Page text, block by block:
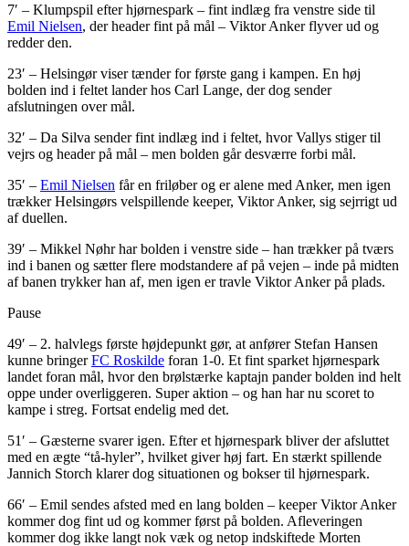
7′ – Klumpspil efter hjørnespark – fint indlæg fra venstre side til
Emil Nielsen, der header fint på mål – Viktor Anker flyver ud og
redder den.
23′ – Helsingør viser tænder for første gang i kampen. En høj
bolden ind i feltet lander hos Carl Lange, der dog sender
afslutningen over mål.
32′ – Da Silva sender fint indlæg ind i feltet, hvor Vallys stiger til
vejrs og header på mål – men bolden går desværre forbi mål.
35′ – Emil Nielsen får en friløber og er alene med Anker, men igen
trækker Helsingørs velspillende keeper, Viktor Anker, sig sejrrigt ud
af duellen.
39′ – Mikkel Nøhr har bolden i venstre side – han trækker på tværs
ind i banen og sætter flere modstandere af på vejen – inde på midten
af banen trykker han af, men igen er travle Viktor Anker på plads.
Pause
49′ – 2. halvlegs første højdepunkt gør, at anfører Stefan Hansen
kunne bringerFC Roskilde foran 1-0. Et fint sparket hjørnespark
landet foran mål, hvor den brølstærke kaptajn pander bolden ind helt
oppe under overliggeren. Super aktion – og han har nu scoret to
kampe i streg. Fortsat endelig med det.
51′ – Gæsterne svarer igen. Efter et hjørnespark bliver der afsluttet
med en ægte “tå-hyler”, hvilket giver høj fart. En stærkt spillende
Jannich Storch klarer dog situationen og bokser til hjørnespark.
66′ – Emil sendes afsted med en lang bolden – keeper Viktor Anker
kommer dog fint ud og kommer først på bolden. Afleveringen
kommer dog ikke langt nok væk og netop indskiftede Morten